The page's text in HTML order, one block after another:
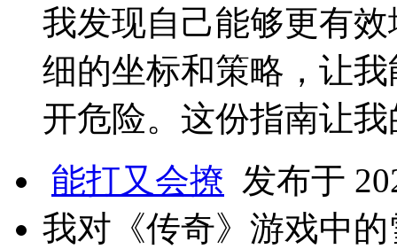
我发现自己能够更有
细的坐标和策略，让
开危险。这份指南让
能打又会撩 发布于
我对《传奇》游戏中